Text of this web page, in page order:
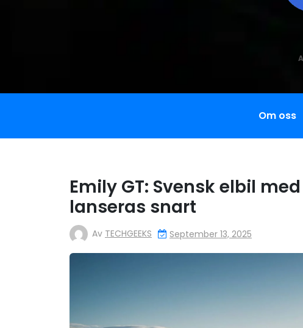
Om oss
Emily GT: Svensk elbil
lanseras snart
Av TECHGEEKS September 13, 2025